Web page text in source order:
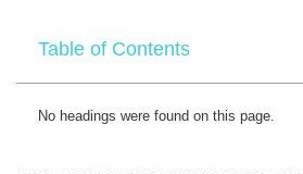
Table of Contents
No headings were found on this page.